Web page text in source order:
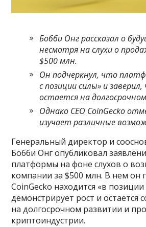
Бобби Онг рассказал о
несмотря на слухи о
$500 млн.
Он подчеркнул, что
с позиции силы» и
остается на долгосрочном
Однако CEO CoinGecko
изучает различные
Генеральный директор и
Бобби Онг опубликовал
платформы на фоне слухов о
компании за $500 млн. В нем он
CoinGecko находится «в позиции
демонстрирует рост и остается
на долгосрочном развитии и
криптоиндустрии.